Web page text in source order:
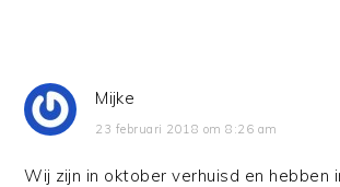
Mijke
23 februari 2018 om 8:26 am
Wij zijn in oktober verhuisd en hebben